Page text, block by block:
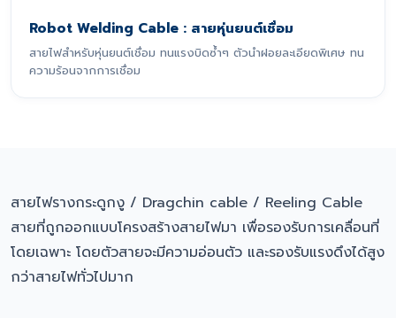
Robot Welding Cable : สายหุ่นยนต์เชื่อม
สายไฟสำหรับหุ่นยนต์เชื่อม ทนแรงบิดซ้ำๆ ตัวนำฝอยละเอียดพิเศษ ทน
ความร้อนจากการเชื่อม
สายไฟรางกระดูกงู / Dragchin cable / Reeling Cable
สายที่ถูกออกแบบโครงสร้างสายไฟมา เพื่อรองรับการเคลื่อนที่
โดยเฉพาะ โดยตัวสายจะมีความอ่อนตัว และรองรับแรงดึงได้สูง
กว่าสายไฟทั่วไปมาก